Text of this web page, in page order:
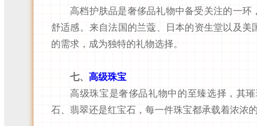
高档护肤品是奢侈品礼物中备受关注的一
舒适感。来自法国的兰蔻、日本的资生堂以及
的需求，成为独特的礼物选择。
七、 高级珠宝
高级珠宝是奢侈品礼物中的至臻选择，其
石、翡翠还是红宝石，每一件珠宝都承载着浓浓